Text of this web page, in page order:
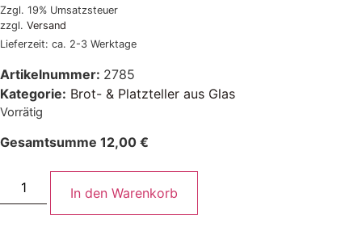
Zzgl. 19% Umsatzsteuer
zzgl. Versand
Lieferzeit: ca. 2-3 Werktage
Artikelnummer: 2785
Kategorie: Brot- & Platzteller aus Glas
Vorrätig
Gesamtsumme 12,00 €
In den Warenkorb